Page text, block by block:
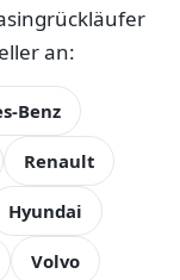
an:
Benz
Renault
Hyundai
Volvo